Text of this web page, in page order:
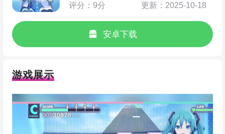
评分：9分 更新：2025-10-18
安卓下载
游戏展示